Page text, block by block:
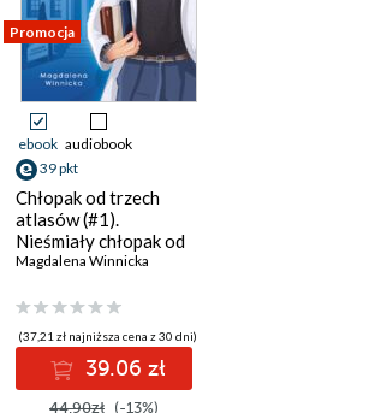
Promocja
ebook audiobook
39 pkt
Chłopak od trzech
atlasów (#1).
Nieśmiały chłopak od
trzech atlasów
Magdalena Winnicka
(37,21 zł najniższa cena z 30 dni)
39.06 zł
44.90zł (-13%)